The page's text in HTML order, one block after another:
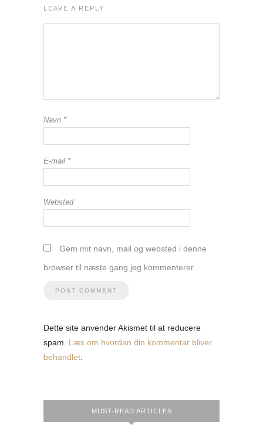
LEAVE A REPLY
Navn *
E-mail *
Websted
Gem mit navn, mail og websted i denne
browser til næste gang jeg kommenterer.
Dette site anvender Akismet til at reducere
spam. Læs om hvordan din kommentar bliver
behandlet
MUST-READ ARTICLES